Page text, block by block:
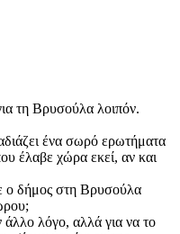
τη Βρυσούλα λοιπόν.
ένα σωρό ερωτήματα
έλαβε χώρα εκεί, αν και
ο δήμος στη Βρυσούλα
άλλο λόγο, αλλά για να το